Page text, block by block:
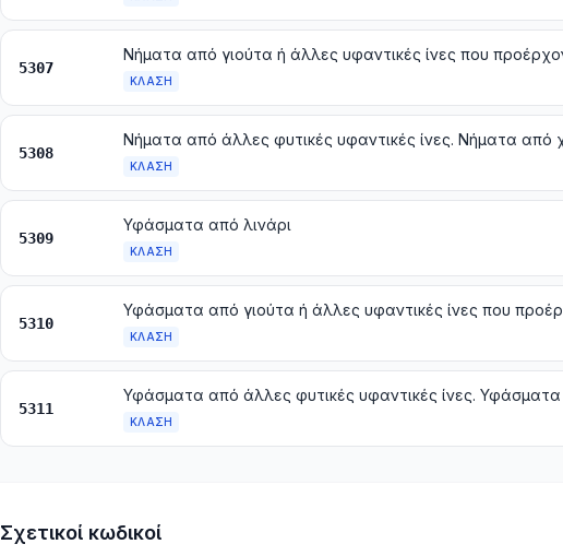
5307
ΚΛΆΣΗ
5308
Νήματα από άλλες φυτικές υφαντικές ίνες. Νήματα από
ΚΛΆΣΗ
5309
Υφάσματα από λινάρι
ΚΛΆΣΗ
5310
ΚΛΆΣΗ
5311
Υφάσματα από άλλες φυτικές υφαντικές ίνες.
ΚΛΆΣΗ
Σχετικοί κωδικοί